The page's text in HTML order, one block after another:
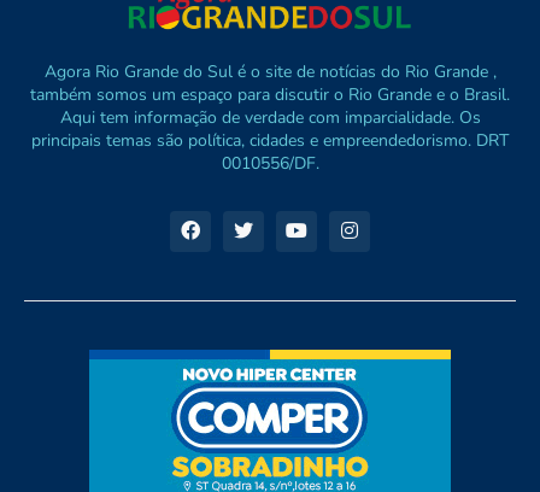
Agora Rio Grande do Sul é o site de notícias do Rio Grande ,
também somos um espaço para discutir o Rio Grande e o Brasil.
Aqui tem informação de verdade com imparcialidade. Os
principais temas são política, cidades e empreendedorismo. DRT
0010556/DF.